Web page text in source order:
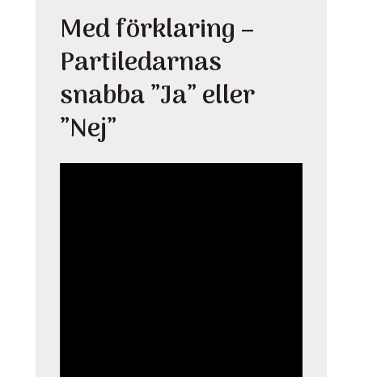
Med förklaring –
Partiledarnas
snabba ”Ja” eller
”Nej”